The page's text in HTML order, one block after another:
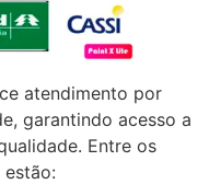
atendimento por
garantindo acesso a
Entre os